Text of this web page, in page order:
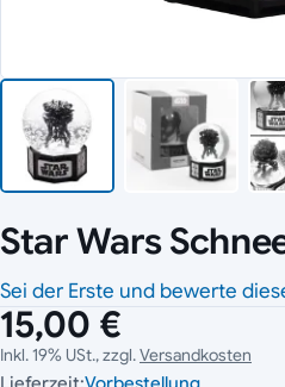
Star Wars
Sei der Erste und bewerte
15,00 €
Inkl. 19% USt., zzgl.Versandkosten